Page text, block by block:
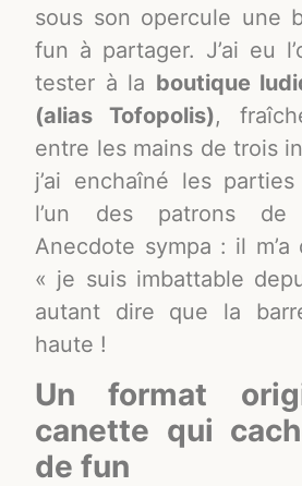
sous son opercule une
fun à partager. J’ai eu
tester à la boutique
(alias Tofopolis),
entre les mains de trois
j’ai enchaîné les
l’un des patrons de
Anecdote sympa : il
« je suis imbattable
autant dire que la
haute !
Un format
canette qui
de fun